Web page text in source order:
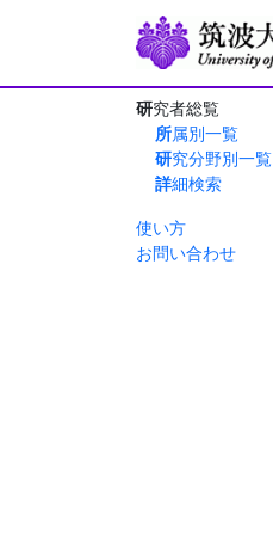
研究者総覧
所属別一覧
研究分野別一覧
詳細検索
使い方
お問い合わせ